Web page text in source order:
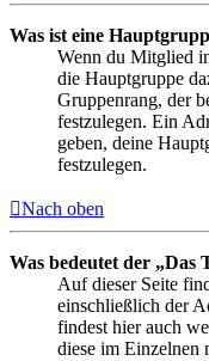
Was ist eine
Wenn du Mitglied
die Hauptgruppe
Gruppenrang, der
festzulegen. Ein
geben, deine
festzulegen.
Nach oben
Was bedeutet der „Das
Auf dieser Seite
einschließlich der
findest hier auch
diese im Einzelnen